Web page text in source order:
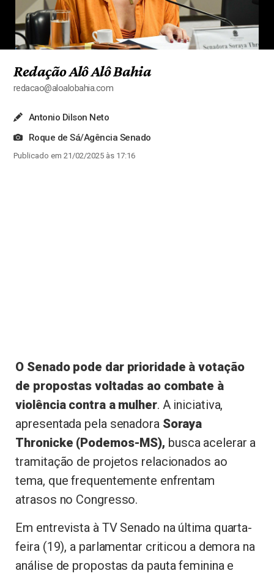
Redação Alô Alô Bahia
redacao@aloalobahia.com
Antonio Dilson Neto
Roque de Sá/Agência Senado
Publicado em 21/02/2025 às 17:16
O Senado pode dar prioridade à votação
de propostas voltadas ao combate à
violência contra a mulher. A iniciativa,
apresentada pela senadora Soraya
Thronicke (Podemos-MS), busca acelerar a
tramitação de projetos relacionados ao
tema, que frequentemente enfrentam
atrasos no Congresso.
Em entrevista à TV Senado na última quarta-
feira (19), a parlamentar criticou a demora na
análise de propostas da pauta feminina e